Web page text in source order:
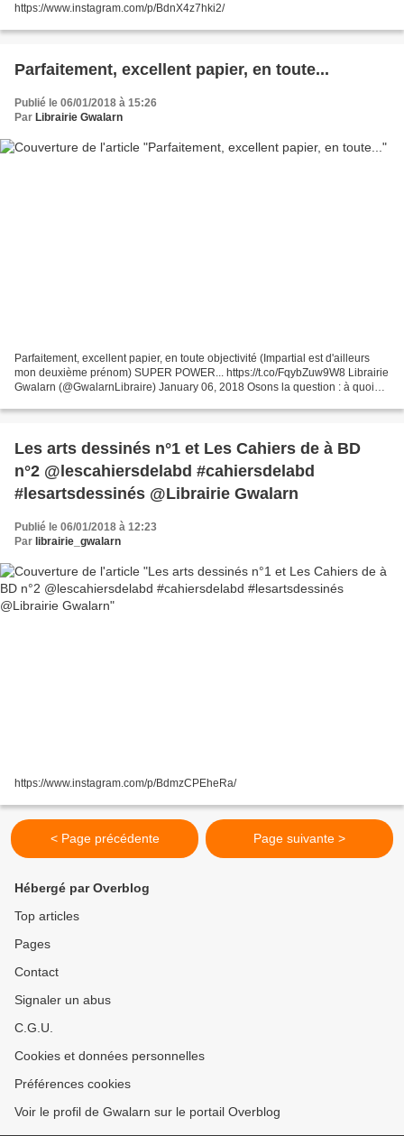
https://www.instagram.com/p/BdnX4z7hki2/
Parfaitement, excellent papier, en toute...
Publié le 06/01/2018 à 15:26
Par Librairie Gwalarn
Parfaitement, excellent papier, en toute objectivité (Impartial est d'ailleurs
mon deuxième prénom) SUPER POWER... https://t.co/FqybZuw9W8 Librairie
Gwalarn (@GwalarnLibraire) January 06, 2018 Osons la question : à quoi
Les arts dessinés n°1 et Les Cahiers de à BD
n°2 @lescahiersdelabd #cahiersdelabd
#lesartsdessinés @Librairie Gwalarn
Publié le 06/01/2018 à 12:23
Par librairie_gwalarn
https://www.instagram.com/p/BdmzCPEheRa/
< Page précédente Page suivante >
Hébergé par Overblog
Top articles
Pages
Contact
Signaler un abus
C.G.U.
Cookies et données personnelles
Préférences cookies
Voir le profil de Gwalarn sur le portail Overblog